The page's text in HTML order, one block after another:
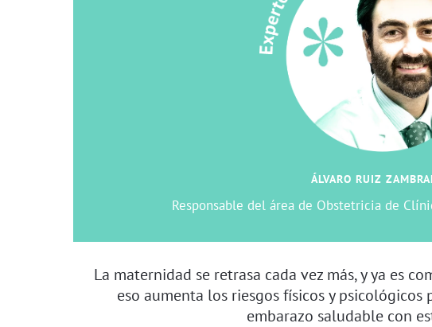
ÁLVARO RUIZ
Responsable del área de Obstetricia de
La maternidad se retrasa cada vez más, y ya es
eso aumenta los riesgos físicos y psicológicos
embarazo saludable con